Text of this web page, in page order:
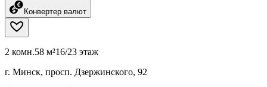
Конвертер валют
2 комн.58 м²16/23 этаж
г. Минск, просп. Дзержинского, 92